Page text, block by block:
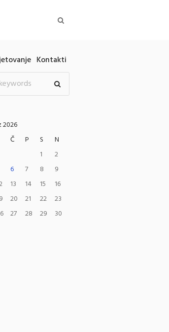
Kontakti
Č P S
N
1
2
6 7 8
9
13 14 15
16
20 21 22
23
27 28 29
30